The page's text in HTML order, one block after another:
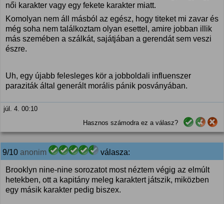
női karakter vagy egy fekete karakter miatt.
Komolyan nem áll másból az egész, hogy titeket mi zavar és
még soha nem találkoztam olyan esettel, amire jobban illik
más szemében a szálkát, sajátjában a gerendát sem veszi
észre.
Uh, egy újabb felesleges kör a jobboldali influenszer
paraziták által generált morális pánik posványában.
júl. 4. 00:10
Hasznos számodra ez a válasz?
9/10 anonim válasza:
Brooklyn nine-nine sorozatot most néztem végig az elmúlt
hetekben, ott a kapitány meleg karaktert játszik, miközben
egy másik karakter pedig biszex.